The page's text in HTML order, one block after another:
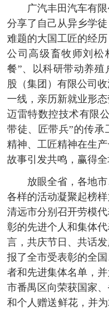
广汽丰田汽车有限
分享了自己从异乡学
难题的大国工匠的经
公司高级畜牧师刘松
餐”、以科研带动养殖
股（集团）有限公司
一线，亲历新就业形
迈雷特数控技术有限
带徒、匠带兵”的传承
精神、工匠精神在生
故事引发共鸣，赢得全
放眼全省，各地市
各样的活动凝聚起榜
清远市分别召开劳模
彰的先进个人和集体
言，共庆节日、共话
报了全市受表彰的全
者和先进集体名单，
市番禺区向荣获国家
和个人赠送鲜花，并